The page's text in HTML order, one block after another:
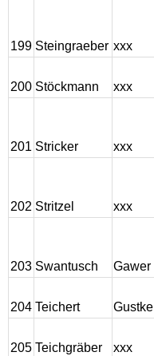
199 Steingraeber xxx
200 Stöckmann xxx
201 Stricker xxx
202 Stritzel xxx
203 Swantusch Gawer
204 Teichert Gustke
205 Teichgräber xxx